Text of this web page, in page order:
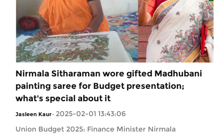
Nirmala Sitharaman wore gifted Madhubani
painting saree for Budget presentation;
what's special about it
Jasleen Kaur- 2025-02-01 13:43:06
Union Budget 2025: Finance Minister Nirmala